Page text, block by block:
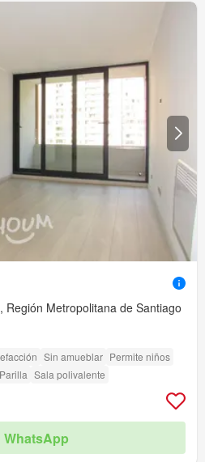
Región Metropolitana de Santiago
Sin amueblar Permite niños
Parilla Sala polivalente
WhatsApp